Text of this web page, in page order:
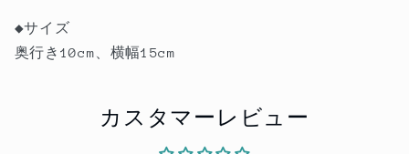
◆サイズ
奥行き10cm、横幅15cm
カスタマーレビュー